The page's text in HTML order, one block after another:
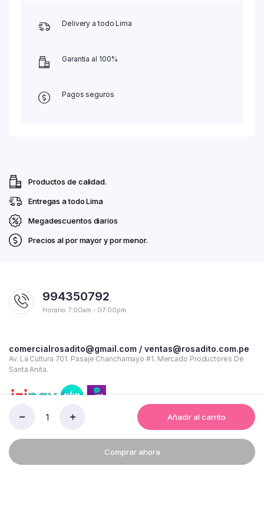
PAPEL
BOND
ARTWORK
Añadir al carrito
Comprar ahora
Delivery a todo Lima
Garantía al 100%
Pagos seguros
Productos de calidad.
Entregas a todo Lima
Megadescuentos diarios
Precios al por mayor y por menor.
994350792
Horario 7:00am - 07:00pm
comercialrosadito@gmail.com / ventas@rosadito.com.pe
Av. La Cultura 701. Pasaje Chanchamayo #1. Mercado Productores De
Santa Anita.